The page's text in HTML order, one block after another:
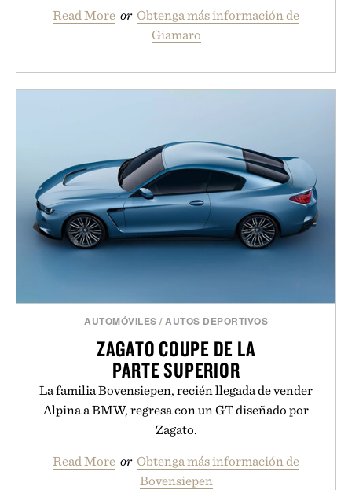
Read More or Obtenga más información de
Giamaro
AUTOMÓVILES /AUTOS DEPORTIVOS
ZAGATO COUPE DE LA
PARTE SUPERIOR
La familia Bovensiepen, recién llegada de vender
Alpina a BMW, regresa con un GT diseñado por
Zagato.
Read More or Obtenga más información de
Bovensiepen